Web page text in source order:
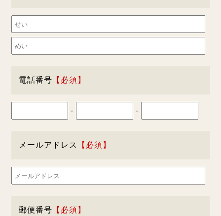
電話番号
- -
メールアドレス
郵便番号